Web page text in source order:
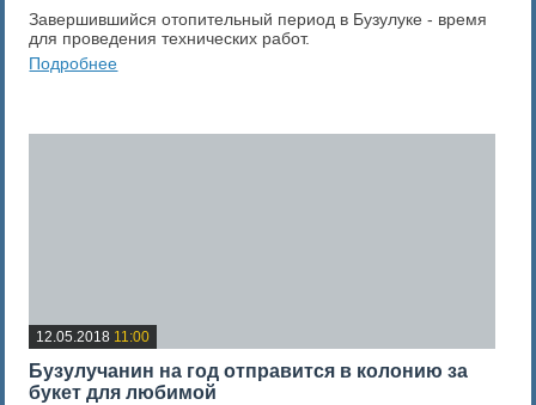
Завершившийся отопительный период в Бузулуке - время
для проведения технических работ.
Подробнее
12.05.2018 11:00
Бузулучанин на год отправится в колонию за
букет для любимой